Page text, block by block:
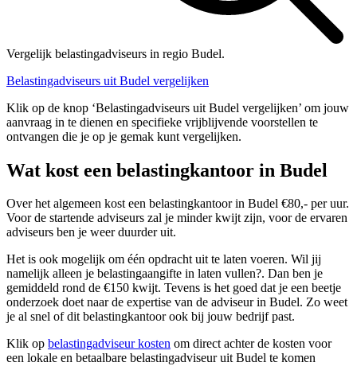
Vergelijk belastingadviseurs in regio Budel.
Belastingadviseurs uit Budel vergelijken
Klik op de knop ‘Belastingadviseurs uit Budel vergelijken’ om jouw
aanvraag in te dienen en specifieke vrijblijvende voorstellen te
ontvangen die je op je gemak kunt vergelijken.
Wat kost een belastingkantoor in Budel
Over het algemeen kost een belastingkantoor in Budel €80,- per uur.
Voor de startende adviseurs zal je minder kwijt zijn, voor de ervaren
adviseurs ben je weer duurder uit.
Het is ook mogelijk om één opdracht uit te laten voeren. Wil jij
namelijk alleen je belastingaangifte in laten vullen?. Dan ben je
gemiddeld rond de €150 kwijt. Tevens is het goed dat je een beetje
onderzoek doet naar de expertise van de adviseur in Budel. Zo weet
je al snel of dit belastingkantoor ook bij jouw bedrijf past.
Klik op belastingadviseur kosten om direct achter de kosten voor
een lokale en betaalbare belastingadviseur uit Budel te komen